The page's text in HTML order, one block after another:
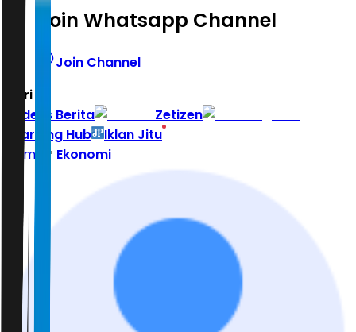
Join Whatsapp Channel
Join Channel
Hari ini
Indeks Berita
Zetizen
Learning Hub
Iklan Jitu
Home
Ekonomi